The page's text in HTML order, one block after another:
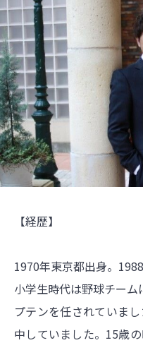
【経歴】
1970年東京都出身。
小学生時代は野球チー
プテンを任されていま
中していました。15歳